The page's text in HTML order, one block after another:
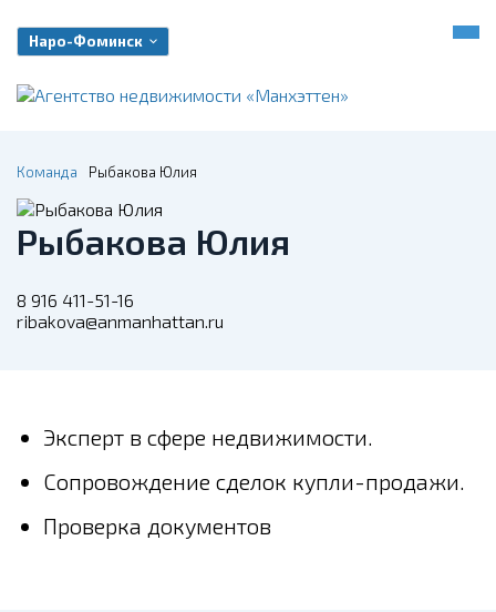
Наро-Фоминск
Команда Рыбакова Юлия
Рыбакова Юлия
8 916 411-51-16
ribakova@anmanhattan.ru
Эксперт в сфере недвижимости.
Сопровождение сделок купли-продажи.
Проверка документов